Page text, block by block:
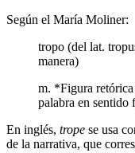
Según el María Moliner:
tropo (del lat.
manera)
m. *Figura retórica
palabra en sentido
En inglés, trope se usa
de la narrativa, que